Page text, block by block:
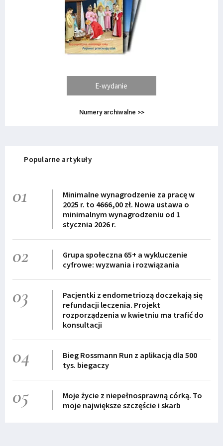
E-wydanie
Numery archiwalne >>
Popularne artykuły
01
Minimalne wynagrodzenie za pracę w
2025 r. to 4666,00 zł. Nowa ustawa o
minimalnym wynagrodzeniu od 1
stycznia 2026 r.
02
Grupa społeczna 65+ a wykluczenie
cyfrowe: wyzwania i rozwiązania
03
Pacjentki z endometriozą doczekają się
refundacji leczenia. Projekt
rozporządzenia w kwietniu ma trafić do
konsultacji
04
Bieg Rossmann Run z aplikacją dla 500
tys. biegaczy
05
Moje życie z niepełnosprawną córką. To
moje największe szczęście i skarb